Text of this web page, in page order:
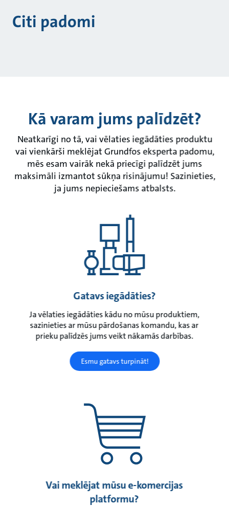
Citi padomi
Kā varam jums palīdzēt?
Neatkarīgi no tā, vai vēlaties iegādāties produktu
vai vienkārši meklējat Grundfos eksperta padomu,
mēs esam vairāk nekā priecīgi palīdzēt jums
maksimāli izmantot sūkņa risinājumu! Sazinieties,
ja jums nepieciešams atbalsts.
Gatavs iegādāties?
Ja vēlaties iegādāties kādu no mūsu produktiem,
sazinieties ar mūsu pārdošanas komandu, kas ar
prieku palīdzēs jums veikt nākamās darbības.
Esmu gatavs turpināt!
Vai meklējat mūsu e-komercijas
platformu?